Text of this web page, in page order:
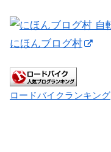
にほんブログ村
ロードバイクランキング